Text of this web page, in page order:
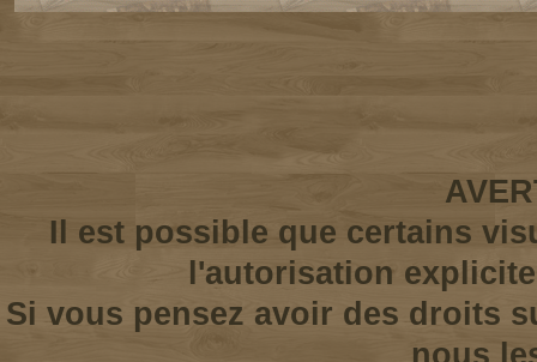
Il est possible que certains
l'autorisation
Si vous pensez avoir des droits
nous